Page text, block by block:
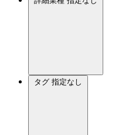
タグ 指定なし